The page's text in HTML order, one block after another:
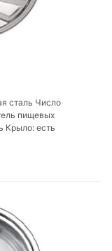
сталь Число
пищевых
Крыло: есть